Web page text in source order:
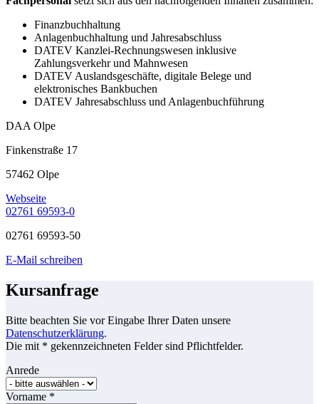
Finanzbuchhaltung
Anlagenbuchhaltung und Jahresabschluss
DATEV Kanzlei-Rechnungswesen inklusive
Zahlungsverkehr und Mahnwesen
DATEV Auslandsgeschäfte, digitale Belege und
elektronisches Bankbuchen
DATEV Jahresabschluss und Anlagenbuchführung
DAA Olpe
Finkenstraße 17
57462 Olpe
Webseite
02761 69593-0
02761 69593-50
E-Mail schreiben
Kursanfrage
Bitte beachten Sie vor Eingabe Ihrer Daten unsere
Datenschutzerklärung.
Die mit * gekennzeichneten Felder sind Pflichtfelder.
Anrede
Vorname *